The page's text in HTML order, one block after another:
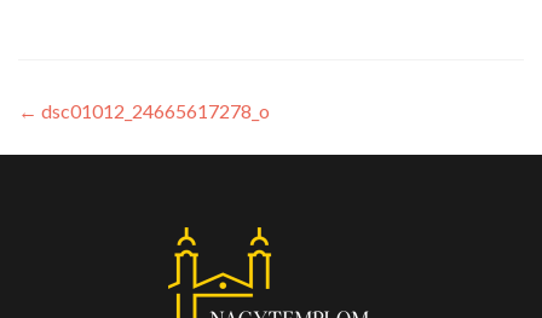
← dsc01012_24665617278_o